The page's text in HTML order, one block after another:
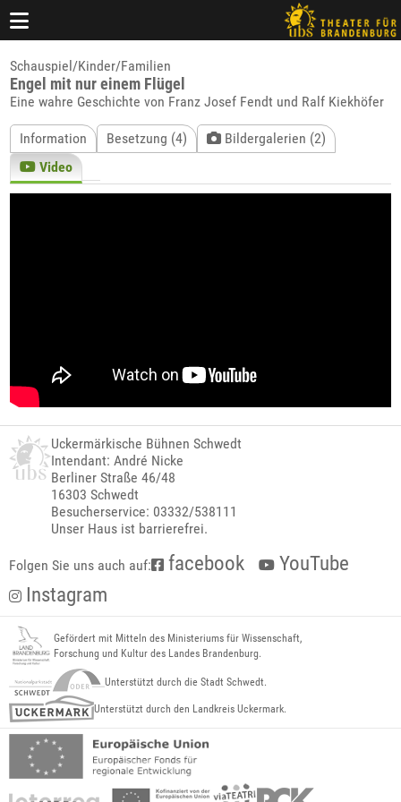
Schauspiel/Kinder/Familien
Engel mit nur einem Flügel
Eine wahre Geschichte von Franz Josef Fendt und Ralf Kiekhöfer
Information Besetzung (4)
Bildergalerien (2)
Video
Uckermärkische Bühnen Schwedt
Intendant: André Nicke
Berliner Straße 46/48
16303 Schwedt
Besucherservice: 03332/538111
Unser Haus ist barrierefrei.
Folgen Sie uns auch auf: facebook
YouTube
Instagram
Gefördert mit Mitteln des Ministeriums für Wissenschaft,
Forschung und Kultur des Landes Brandenburg.
Unterstützt durch die Stadt Schwedt.
Unterstützt durch den Landkreis Uckermark.